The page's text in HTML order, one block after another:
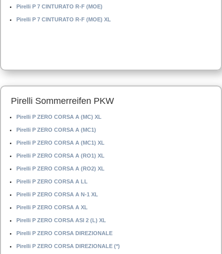
Pirelli P 7 CINTURATO R-F (MOE)
Pirelli P 7 CINTURATO R-F (MOE) XL
Pirelli Sommerreifen PKW
Pirelli P ZERO CORSA A (MC) XL
Pirelli P ZERO CORSA A (MC1)
Pirelli P ZERO CORSA A (MC1) XL
Pirelli P ZERO CORSA A (RO1) XL
Pirelli P ZERO CORSA A (RO2) XL
Pirelli P ZERO CORSA A LL
Pirelli P ZERO CORSA A N-1 XL
Pirelli P ZERO CORSA A XL
Pirelli P ZERO CORSA ASI 2 (L) XL
Pirelli P ZERO CORSA DIREZIONALE
Pirelli P ZERO CORSA DIREZIONALE (*)